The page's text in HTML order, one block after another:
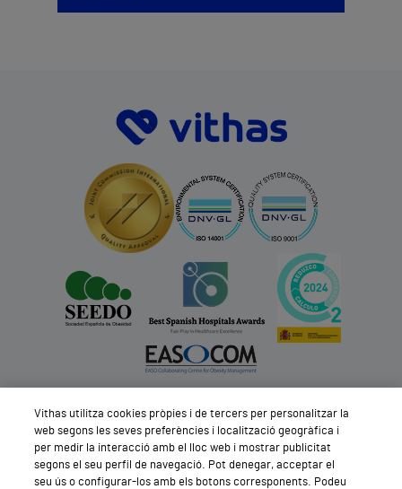
Descarrega't la nostra App
Vithas utilitza cookies pròpies i de tercers per personalitzar la
web segons les seves preferències i localització geogràfica i
per medir la interacció amb el lloc web i mostrar publicitat
segons el seu perfil de navegació. Pot denegar, acceptar el
seu ús o configurar-los amb els botons corresponents. Podeu